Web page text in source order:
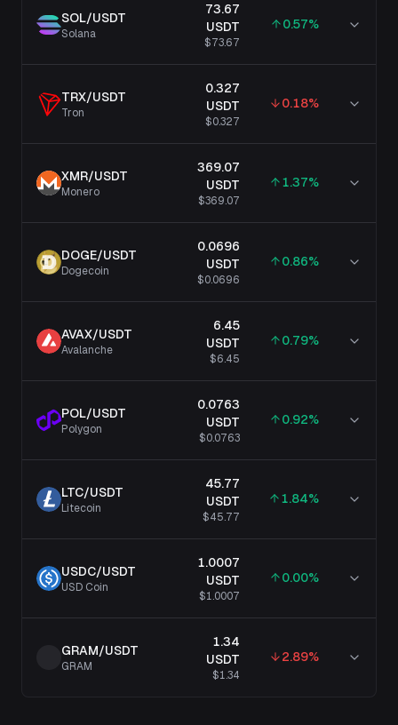
SOL/USDT
Solana
73.67
USDT
$73.67
0.57%
TRX/USDT
Tron
0.327
USDT
$0.327
0.18%
XMR/USDT
Monero
369.07
USDT
$369.07
1.37%
DOGE/USDT
Dogecoin
0.0696
USDT
$0.0696
0.86%
AVAX/USDT
Avalanche
6.45
USDT
$6.45
0.79%
POL/USDT
Polygon
0.0763
USDT
$0.0763
0.92%
LTC/USDT
Litecoin
45.77
USDT
$45.77
1.84%
USDC/USDT
USD Coin
1.0007
USDT
$1.0007
0.00%
GRAM/USDT
GRAM
1.34
USDT
$1.34
2.89%